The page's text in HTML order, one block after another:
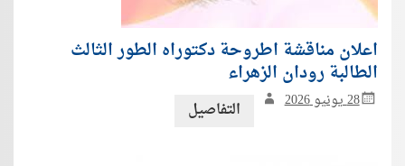
اعلان مناقشة اطروحة دكتوراه الطور الثالث
الطالبة رودان الزهراء
28 يونيو 2026 التفاصيل